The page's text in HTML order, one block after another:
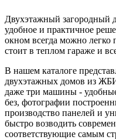
Двухэтажный загородный
удобное и практичное
окном всегда можно легко
стоит в теплом гараже и
В нашем каталоге
двухэтажных домов из
даже три машины -
без, фотографии
производство панелей и
быстро возводить
соответствующие самым